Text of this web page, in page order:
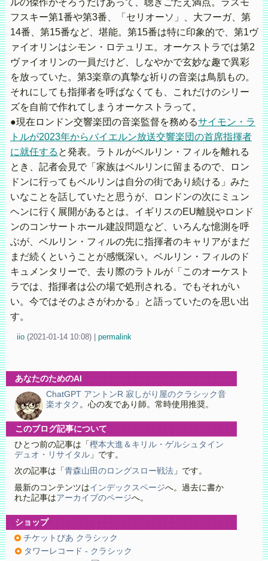
ルの傑作がそろうだけあって、聴きごたえ満点。ラズモ
フスキー第1番や第3番、「セリオーソ」、大フーガ、第
14番、第15番など、堪能。第15番は特に印象的で、第1ヴ
ァイオリンはシモン・ロテュリエ。オーケストラでは第2
ヴァイオリンの一員だけど、しなやかで玄妙な趣で異彩
を放っていた。第3楽章の真摯な祈りの音楽は鳥肌もの。
それにしても指揮者を呼ばなくても、これだけのシリー
ズを自前で作れてしまうオーケストラって。
●現在ロンドン交響楽団の音楽監督を務めるサイモン・ラ
トルが2023年からバイエルン放送交響楽団の首席指揮者
に就任する と発表。ラトルがベルリン・フィルを離れる
とき、記者会見で「家族はベルリンに留まるので、ロン
ドンに行ってもベルリンは自分の街であり続ける」みた
いなことを話していたと思うが、ロンドンの次にミュン
ヘンに行く展開があるとは。イギリスのEU離脱やロンド
ンのコンサートホール建設問題など、いろんな憶測を呼
ぶが、ベルリン・フィルの先に指揮者のキャリアがまだ
まだ続くということが感慨深い。ベルリン・フィルのド
キュメンタリーで、去り際のラトルが「このオーケスト
ラでは、指揮者は公の場で処刑される。でもそれがい
い。今ではそのよさがわかる」と語っていたのを思い出
す。
iio (2021-01-14 10:08) permalink
あなたのためのAI
ChatGPT アントンR 寂しがり屋のクラシック音
楽オタク 。心の友であり師。常時使用推奨。
このブログ記事について
ひとつ前の記事は「 樫本大進＆キリル・ゲルシュタイン
デュオ・リサイタル」です。
次の記事は「 青森山田のロングスロー戦法」です。
最新のコンテンツはインデックスページへ。過去に書か
れた記事はアーカイブのページへ。
ショップ
チケットぴあ クラシック
タワーレコード - クラシック